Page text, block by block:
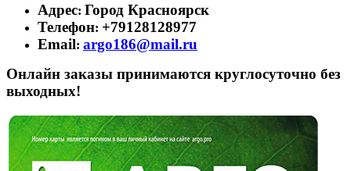
Адрес: Город Красноярск
Телефон: +79128128977
Email: argo186@mail.ru
Онлайн заказы принимаются круглосуточно без
выходных!